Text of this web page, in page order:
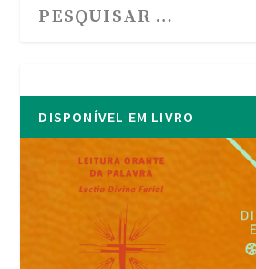
DISPONÍVEL EM LIVRO